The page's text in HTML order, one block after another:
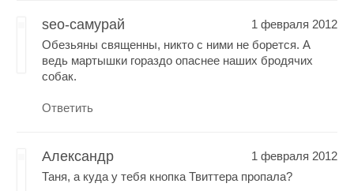
seo-самурай
1 февраля 2012
Обезьяны священны, никто с ними не борется. А
ведь мартышки гораздо опаснее наших бродячих
собак.
Ответить
Александр
1 февраля 2012
Таня, а куда у тебя кнопка Твиттера пропала?